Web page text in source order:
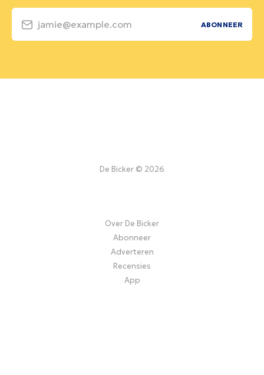
jamie@example.com ABONNEER
De Bicker © 2026
Over De Bicker
Abonneer
Adverteren
Recensies
App